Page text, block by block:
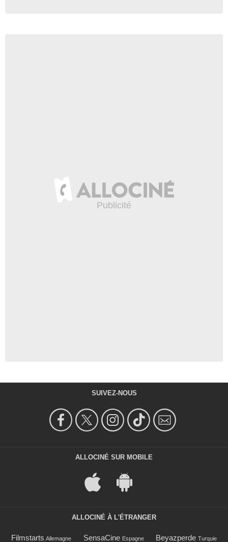
SUIVEZ-NOUS
ALLOCINÉ SUR MOBILE
ALLOCINÉ À L'ÉTRANGER
Filmstarts Allemagne SensaCine Espagne Beyazperde Turquie